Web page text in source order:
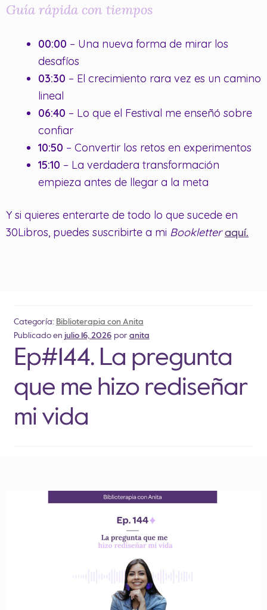
Guía rápida con tiempos
00:00 – Una nueva forma de mirar los
desafíos
03:30 – El crecimiento rara vez es un camino
lineal
06:40 – Lo que el Festival me enseñó sobre
confiar
10:50 – Convertir los retos en experimentos
15:10 – La verdadera transformación
empieza antes de llegar a la meta
Y si quieres enterarte de todo lo que sucede en
30Libros, puedes suscribirte a mi Bookletter aquí.
Categoría: Biblioterapia con Anita
Publicado en julio 16, 2026 por anita
Ep#144. La pregunta
que me hizo rediseñar
mi vida